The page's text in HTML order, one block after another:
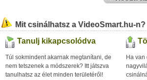
Mit csinálhatsz a VideoSmart.hu-n?
Tanulj kikapcsolódva
Túl sokmindent akarnak megtanítani, de
nem tetszenek a módszerek? Itt játszva
tanulhatsz az élet minden területéről!
Ha